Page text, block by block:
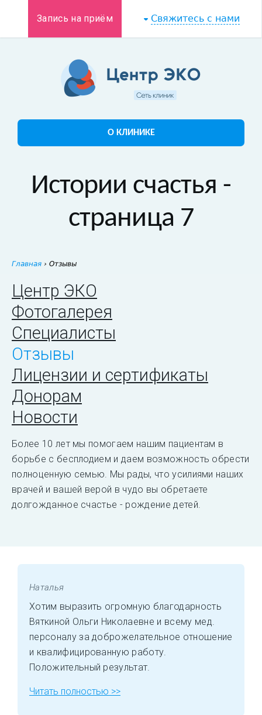
Свяжитесь с нами
Запись на приём
О КЛИНИКЕ
Истории счастья -
страница 7
Главная › Отзывы
Центр ЭКО
Фотогалерея
Специалисты
Отзывы
Лицензии и сертификаты
Донорам
Новости
Более 10 лет мы помогаем нашим пациентам в
борьбе с бесплодием и даем возможность обрести
полноценную семью. Мы рады, что усилиями наших
врачей и вашей верой в чудо вы обретаете
долгожданное счастье - рождение детей.
Наталья
Хотим выразить огромную благодарность
Вяткиной Ольги Николаевне и всему мед.
персоналу за доброжелательное отношение
и квалифицированную работу.
Положительный результат.
Читать полностью >>